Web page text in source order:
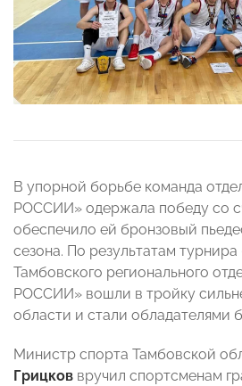
В упорной борьбе команда
РОССИИ» одержала победу со
обеспечило ей бронзовый
сезона. По результатам
Тамбовского регионального
РОССИИ» вошли в тройку
области и стали обладателями
Министр спорта Тамбовской
Грицков вручил спортсменам